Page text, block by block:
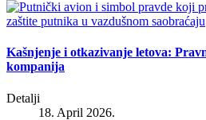
Kašnjenje i otkazivanje letova:
kompanija
Detalji
18. April 2026.